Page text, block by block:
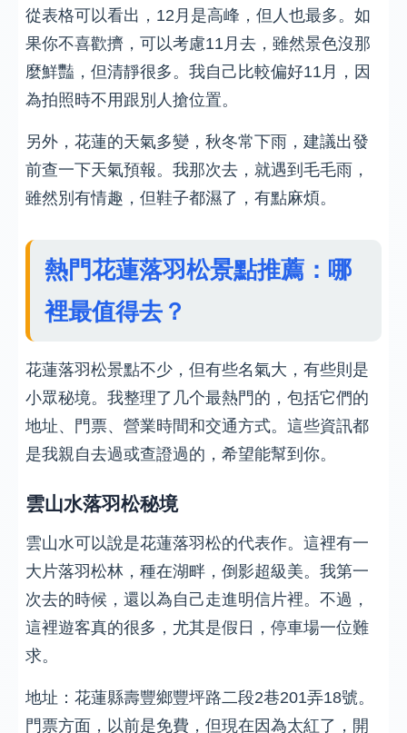
從表格可以看出，12月是高峰，但人也最多。如
果你不喜歡擠，可以考慮11月去，雖然景色沒那
麼鮮豔，但清靜很多。我自己比較偏好11月，因
為拍照時不用跟別人搶位置。
另外，花蓮的天氣多變，秋冬常下雨，建議出發
前查一下天氣預報。我那次去，就遇到毛毛雨，
雖然別有情趣，但鞋子都濕了，有點麻煩。
熱門花蓮落羽松景點推薦：哪
裡最值得去？
花蓮落羽松景點不少，但有些名氣大，有些則是
小眾秘境。我整理了几个最熱門的，包括它們的
地址、門票、營業時間和交通方式。這些資訊都
是我親自去過或查證過的，希望能幫到你。
雲山水落羽松秘境
雲山水可以說是花蓮落羽松的代表作。這裡有一
大片落羽松林，種在湖畔，倒影超級美。我第一
次去的時候，還以為自己走進明信片裡。不過，
這裡遊客真的很多，尤其是假日，停車場一位難
求。
地址：花蓮縣壽豐鄉豐坪路二段2巷201弄18號。
門票方面，以前是免費，但現在因為太紅了，開